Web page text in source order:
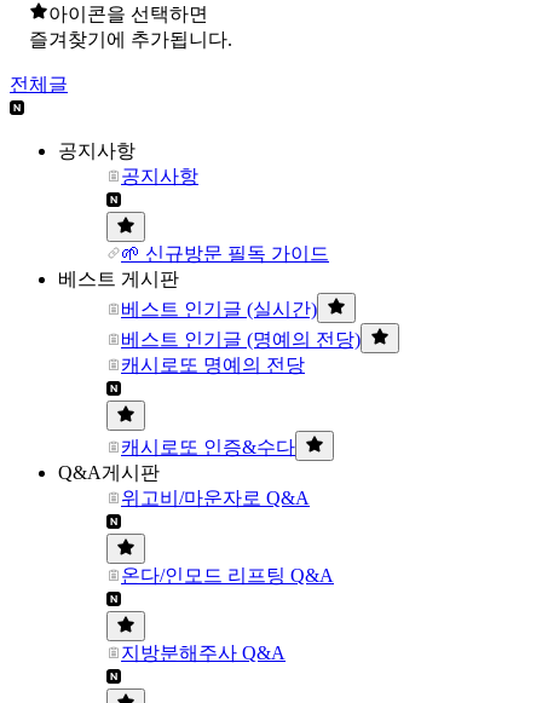
아이콘을 선택하면
즐겨찾기에 추가됩니다.
전체글
공지사항
공지사항
🌱 신규방문 필독 가이드
베스트 게시판
베스트 인기글 (실시간)
베스트 인기글 (명예의 전당)
캐시로또 명예의 전당
캐시로또 인증&수다
Q&A게시판
위고비/마운자로 Q&A
온다/인모드 리프팅 Q&A
지방분해주사 Q&A